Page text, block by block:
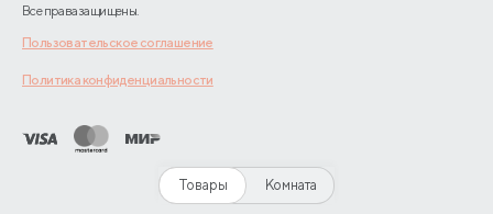
Товары Комната
Все права защищены.
Пользовательское соглашение
Политика конфиденциальности